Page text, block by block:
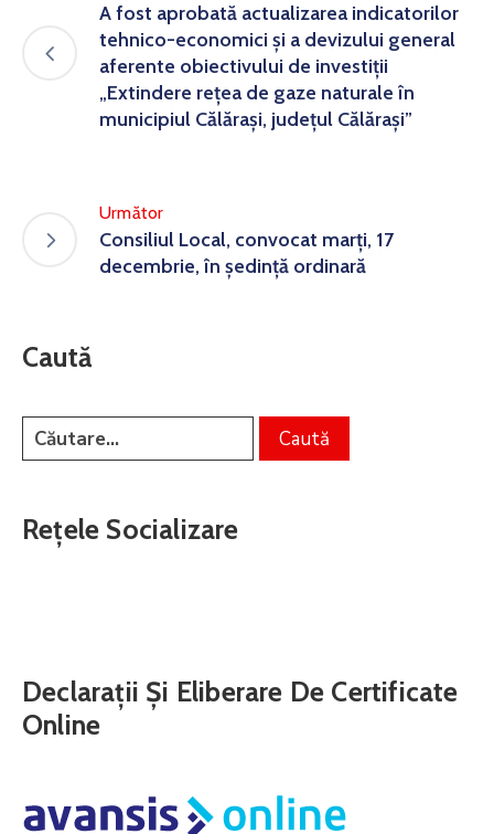
A fost aprobată actualizarea indicatorilor
tehnico-economici și a devizului general
aferente obiectivului de investiții
„Extindere rețea de gaze naturale în
municipiul Călărași, județul Călărași”
Următor
Consiliul Local, convocat marți, 17
decembrie, în ședință ordinară
Caută
Rețele Socializare
Declarații Și Eliberare De Certificate
Online